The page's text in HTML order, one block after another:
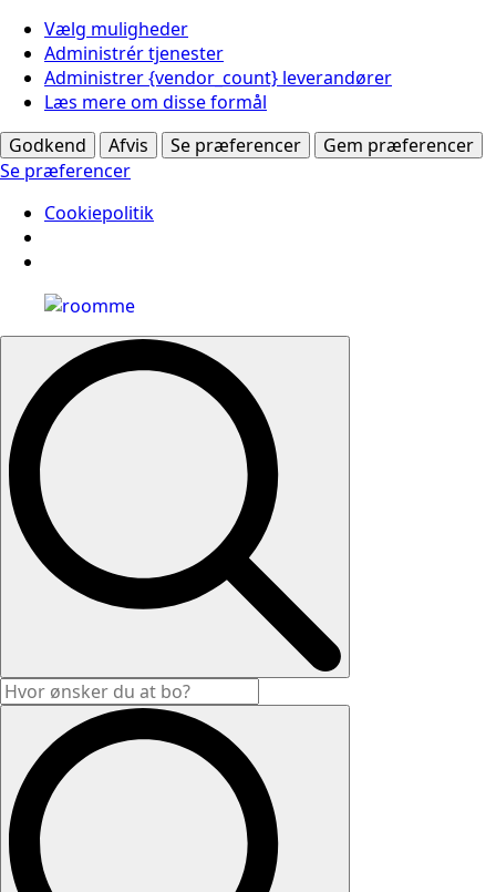
Vælg muligheder
Administrér tjenester
Administrer {vendor_count} leverandører
Læs mere om disse formål
Godkend
Afvis Se præferencer
Gem præferencer
Se præferencer
Cookiepolitik
Search